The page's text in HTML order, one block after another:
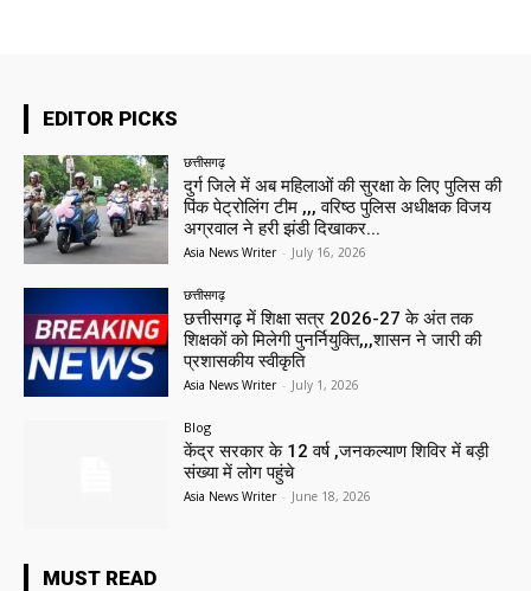
EDITOR PICKS
छत्तीसगढ़
दुर्ग जिले में अब महिलाओं की सुरक्षा के लिए पुलिस की
पिंक पेट्रोलिंग टीम ,,, वरिष्ठ पुलिस अधीक्षक विजय
अग्रवाल ने हरी झंडी दिखाकर...
Asia News Writer - July 16, 2026
छत्तीसगढ़
छत्तीसगढ़ में शिक्षा सत्र 2026-27 के अंत तक
शिक्षकों को मिलेगी पुनर्नियुक्ति,,,शासन ने जारी की
प्रशासकीय स्वीकृति
Asia News Writer - July 1, 2026
Blog
केंद्र सरकार के 12 वर्ष ,जनकल्याण शिविर में बड़ी
संख्या में लोग पहुंचे
Asia News Writer - June 18, 2026
MUST READ